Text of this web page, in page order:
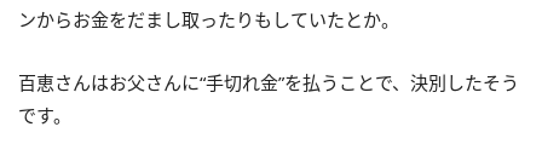
ンからお金をだまし取ったりもしていたとか。
百恵さんはお父さんに“手切れ金”を払うことで、決別したそう
です。